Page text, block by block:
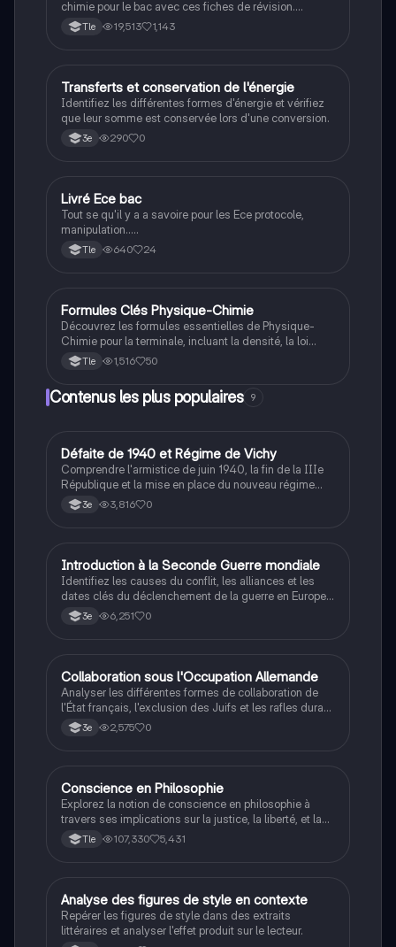
chimie pour le bac avec ces fiches de révision.
Couvrez des sujets tels que les réactions acido-
basiques, les transferts thermiques, les lois de Kepler,
Tle 19,513 1,143
TPhysique/Chimie
Transferts et conservation de l'énergie
Identifiez les différentes formes d'énergie et vérifiez
que leur somme est conservée lors d'une conversion.
3e 290 0
Physique/Chimie
Livré Ece bac
Tout se qu'il y a a savoire pour les Ece protocole,
manipulation.....
Tle 640 24
Physique/Chimie
Formules Clés Physique-Chimie
Découvrez les formules essentielles de Physique-
Chimie pour la terminale, incluant la densité, la loi
d'Ohm, la concentration molaire, et bien plus. Idéal
pour préparer le bac et maîtriser les concepts
fondamentaux. Type: résumé.
Tle 1,516 50
Contenus les plus populaires 9
DHistoire
Défaite de 1940 et Régime de Vichy
Comprendre l'armistice de juin 1940, la fin de la IIIe
République et la mise en place du nouveau régime
autoritaire de Philippe Pétain.
3e 3,816 0
IHistoire
Introduction à la Seconde Guerre mondiale
Identifiez les causes du conflit, les alliances et les
dates clés du déclenchement de la guerre en Europe
et dans le Pacifique.
3e 6,251 0
CHistoire
Collaboration sous l'Occupation Allemande
Analyser les différentes formes de collaboration de
l'État français, l'exclusion des Juifs et les rafles durant
la Seconde Guerre mondiale.
3e 2,575 0
Philosophie
Conscience en Philosophie
Explorez la notion de conscience en philosophie à
travers ses implications sur la justice, la liberté, et la
connaissance. Cette fiche de révision aborde les
débats philosophiques sur la conscience, le cogito, et
étudiants en philosophie cherchant à approfondir leur
compréhension des enjeux éthiques et existentiels.
Tle 107,330 5,431
AFrançais
Analyse des figures de style en contexte
Repérer les figures de style dans des extraits
littéraires et analyser l'effet produit sur le lecteur.